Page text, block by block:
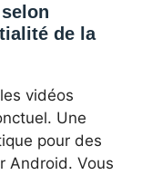
de la
vidéos
Une
pour des
Android. Vous